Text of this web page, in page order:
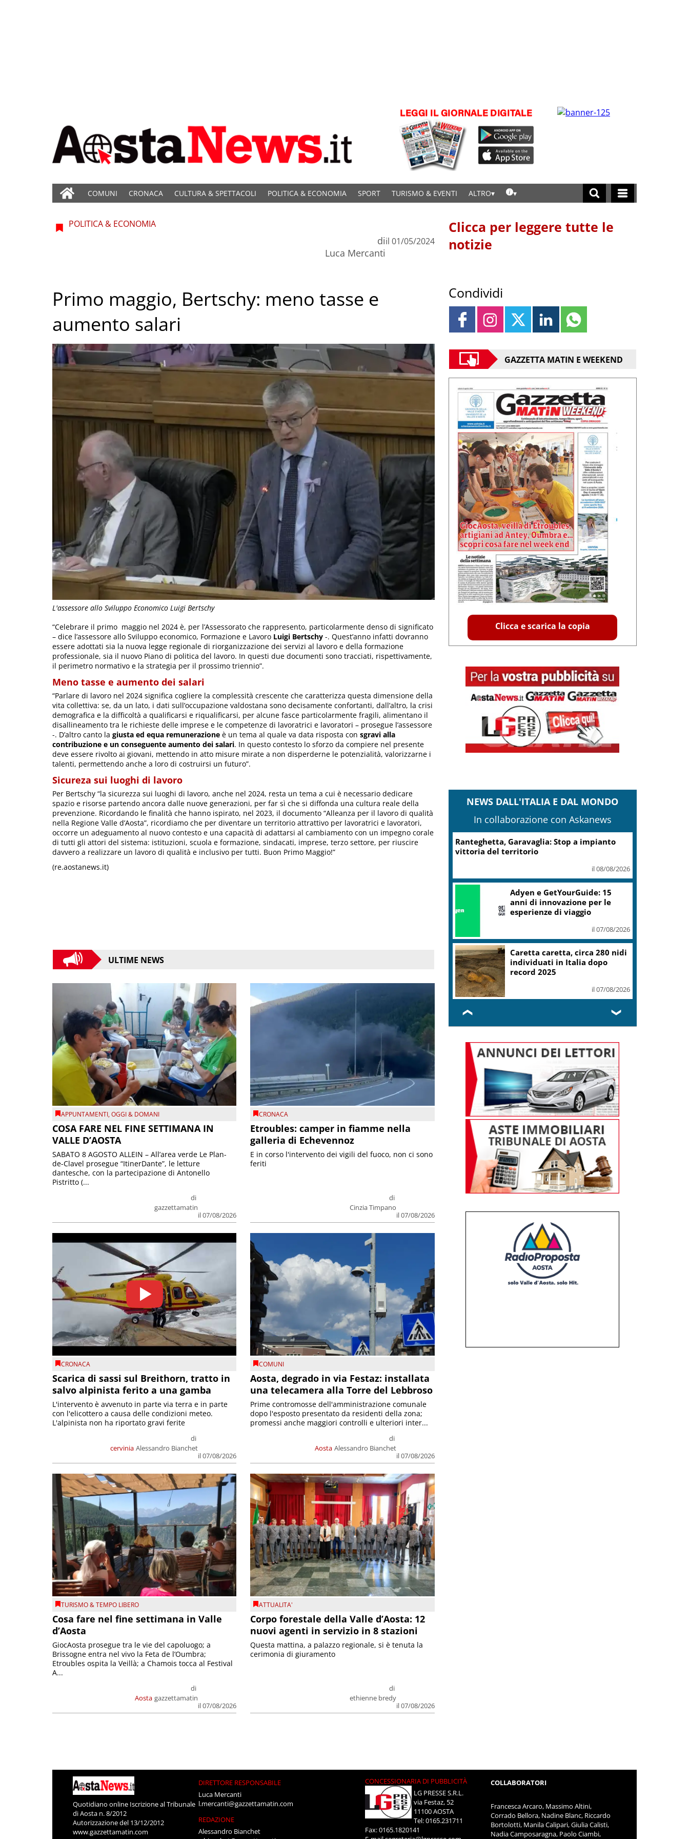
COMUNI CRONACA CULTURA & SPETTACOLI POLITICA & ECONOMIA SPORT TURISMO & EVENTI ALTRO
L'assessore allo Sviluppo Economico Luigi Bertschy
POLITICA & ECONOMIA
di
Luca Mercanti
il 01/05/2024
Primo maggio, Bertschy: meno tasse e
aumento salari
“Celebrare il primo maggio nel 2024 è, per l’Assessorato che rappresento, particolarmente denso di significato
– dice l’assessore allo Sviluppo economico, Formazione e Lavoro Luigi Bertschy -. Quest’anno infatti dovranno
essere adottati sia la nuova legge regionale di riorganizzazione dei servizi al lavoro e della formazione
professionale, sia il nuovo Piano di politica del lavoro. In questi due documenti sono tracciati, rispettivamente,
il perimetro normativo e la strategia per il prossimo triennio”.
Meno tasse e aumento dei salari
“Parlare di lavoro nel 2024 significa cogliere la complessità crescente che caratterizza questa dimensione della
vita collettiva: se, da un lato, i dati sull’occupazione valdostana sono decisamente confortanti, dall’altro, la crisi
demografica e la difficoltà a qualificarsi e riqualificarsi, per alcune fasce particolarmente fragili, alimentano il
disallineamento tra le richieste delle imprese e le competenze di lavoratrici e lavoratori – prosegue l’assessore
-. D’altro canto la giusta ed equa remunerazione è un tema al quale va data risposta con sgravi alla
contribuzione e un conseguente aumento dei salari. In questo contesto lo sforzo da compiere nel presente
deve essere rivolto ai giovani, mettendo in atto misure mirate a non disperderne le potenzialità, valorizzarne i
talenti, permettendo anche a loro di costruirsi un futuro”.
Sicureza sui luoghi di lavoro
Per Bertschy “la sicurezza sui luoghi di lavoro, anche nel 2024, resta un tema a cui è necessario dedicare
spazio e risorse partendo ancora dalle nuove generazioni, per far sì che si diffonda una cultura reale della
prevenzione. Ricordando le finalità che hanno ispirato, nel 2023, il documento “Alleanza per il lavoro di qualità
nella Regione Valle d’Aosta”, ricordiamo che per diventare un territorio attrattivo per lavoratrici e lavoratori,
occorre un adeguamento al nuovo contesto e una capacità di adattarsi al cambiamento con un impegno corale
di tutti gli attori del sistema: istituzioni, scuola e formazione, sindacati, imprese, terzo settore, per riuscire
davvero a realizzare un lavoro di qualità e inclusivo per tutti. Buon Primo Maggio!”
(re.aostanews.it)
ULTIME NEWS
APPUNTAMENTI,OGGI & DOMANI
COSA FARE NEL FINE SETTIMANA IN
VALLE D’AOSTA
di
gazzettamatin
il 07/08/2026
SABATO 8 AGOSTO ALLEIN – All’area verde Le Plan-
de-Clavel prosegue “ItinerDante”, le letture
dantesche, con la partecipazione di Antonello
Pistritto (...
CRONACA
Etroubles: camper in fiamme nella
galleria di Echevennoz
di
Cinzia Timpano
il 07/08/2026
E in corso l'intervento dei vigili del fuoco, non ci sono
feriti
CRONACA
Scarica di sassi sul Breithorn, tratto in
salvo alpinista ferito a una gamba
cervinia
di
Alessandro Bianchet
il 07/08/2026
L'intervento è avvenuto in parte via terra e in parte
con l'elicottero a causa delle condizioni meteo.
L'alpinista non ha riportato gravi ferite
COMUNI
Aosta, degrado in via Festaz: installata
una telecamera alla Torre del Lebbroso
Aosta
di
Alessandro Bianchet
il 07/08/2026
Prime contromosse dell'amministrazione comunale
dopo l'esposto presentato da residenti della zona;
promessi anche maggiori controlli e ulteriori inter...
TURISMO & TEMPO LIBERO
Cosa fare nel fine settimana in Valle
d’Aosta
Aosta
di
gazzettamatin
il 07/08/2026
GiocAosta prosegue tra le vie del capoluogo; a
Brissogne entra nel vivo la Feta de l’Oumbra;
Etroubles ospita la Veillà; a Chamois tocca al Festival
A...
ATTUALITA'
Corpo forestale della Valle d’Aosta: 12
nuovi agenti in servizio in 8 stazioni
di
ethienne bredy
il 07/08/2026
Questa mattina, a palazzo regionale, si è tenuta la
cerimonia di giuramento
Clicca per leggere tutte le
notizie
Condividi
GAZZETTA MATIN E WEEKEND
Clicca e scarica la copia
NEWS DALL'ITALIA E DAL MONDO
In collaborazione con Askanews
Ranteghetta, Garavaglia: Stop a impianto
vittoria del territorio
il 08/08/2026
Adyen e GetYourGuide: 15
anni di innovazione per le
esperienze di viaggio
il 07/08/2026
Caretta caretta, circa 280 nidi
individuati in Italia dopo
record 2025
il 07/08/2026
❮ ❯
Quotidiano online Iscrizione al Tribunale
di Aosta n. 8/2012
Autorizzazione del 13/12/2012
www.gazzettamatin.com
DIRETTORE RESPONSABILE
Luca Mercanti
l.mercanti@gazzettamatin.com
REDAZIONE
Alessandro Bianchet
CONCESSIONARIA DI PUBBLICITÀ
LG PRESSE S.R.L.
via Festaz, 52
11100 AOSTA
Tel: 0165.231711
Fax: 0165.1820141
COLLABORATORI
Francesca Arcaro, Massimo Altini,
Corrado Bellora, Nadine Blanc, Riccardo
Bortolotti, Manila Calipari, Giulia Calisti,
Nadia Camposaragna, Paolo Ciambi,